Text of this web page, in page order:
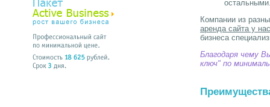
Компании из
аренда сайта у
бизнеса
Благодаря чему
ключ" по